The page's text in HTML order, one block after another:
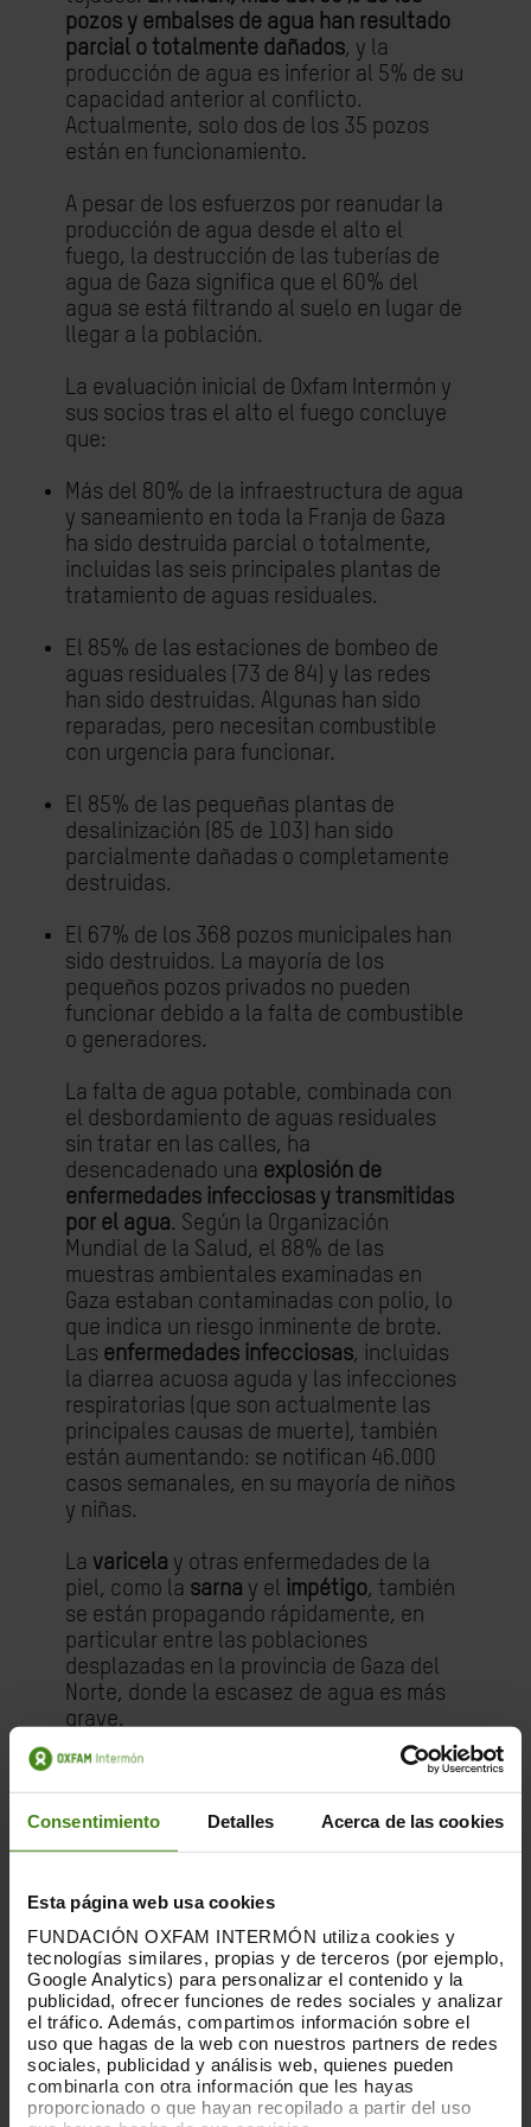
Consentimiento Detalles Acerca de las cookies
Esta página web usa cookies
FUNDACIÓN OXFAM INTERMÓN utiliza cookies y
tecnologías similares, propias y de terceros (por ejemplo,
Google Analytics) para personalizar el contenido y la
publicidad, ofrecer funciones de redes sociales y analizar
el tráfico. Además, compartimos información sobre el
uso que hagas de la web con nuestros partners de redes
sociales, publicidad y análisis web, quienes pueden
combinarla con otra información que les hayas
proporcionado o que hayan recopilado a partir del uso
pozos y embalses de agua han resultado
parcial o totalmente dañados, y la
producción de agua es inferior al 5% de su
capacidad anterior al conflicto.
Actualmente, solo dos de los 35 pozos
están en funcionamiento.
A pesar de los esfuerzos por reanudar la
producción de agua desde el alto el
fuego, la destrucción de las tuberías de
agua de Gaza significa que el 60% del
agua se está filtrando al suelo en lugar de
llegar a la población.
La evaluación inicial de Oxfam Intermón y
sus socios tras el alto el fuego concluye
que:
Más del 80% de la infraestructura de agua
y saneamiento en toda la Franja de Gaza
ha sido destruida parcial o totalmente,
incluidas las seis principales plantas de
tratamiento de aguas residuales.
El 85% de las estaciones de bombeo de
aguas residuales (73 de 84) y las redes
han sido destruidas. Algunas han sido
reparadas, pero necesitan combustible
con urgencia para funcionar.
El 85% de las pequeñas plantas de
desalinización (85 de 103) han sido
parcialmente dañadas o completamente
destruidas.
El 67% de los 368 pozos municipales han
sido destruidos. La mayoría de los
pequeños pozos privados no pueden
funcionar debido a la falta de combustible
o generadores.
La falta de agua potable, combinada con
el desbordamiento de aguas residuales
sin tratar en las calles, ha
desencadenado una explosión de
enfermedades infecciosas y transmitidas
por el agua. Según la Organización
Mundial de la Salud, el 88% de las
muestras ambientales examinadas en
Gaza estaban contaminadas con polio, lo
que indica un riesgo inminente de brote.
Las enfermedades infecciosas, incluidas
la diarrea acuosa aguda y las infecciones
respiratorias (que son actualmente las
principales causas de muerte), también
están aumentando: se notifican 46.000
casos semanales, en su mayoría de niños
y niñas.
La varicela y otras enfermedades de la
piel, como la sarna y el impétigo, también
se están propagando rápidamente, en
particular entre las poblaciones
desplazadas en la provincia de Gaza del
Norte, donde la escasez de agua es más
grave.
Mientras tanto, sin recogida ni transporte
de residuos desde hace más de 15 meses,
más de 2.000 toneladas de basura se
acumulan en las calles cada día. Esta
aire libre, residuos no recogidos y agua
contaminadaestá creando una tormenta
perfecta para un brote de enfermedad
mortal.
“A pesar del aumento de la ayuda desde
el alto el fuego, Israel sigue impidiendo
que lleguen los artículos críticos
necesarios para comenzar a reparar los